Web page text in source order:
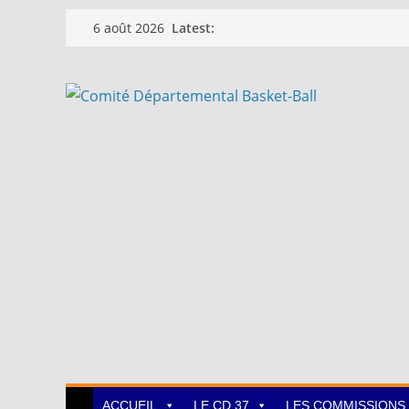
Passer6 août 2026 Latest:
ACCUEIL LE CD 37 LES COMMISSIONS